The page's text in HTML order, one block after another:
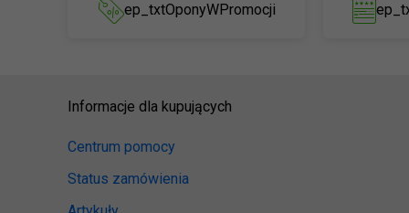
ep_txtOponyWPromocji
Informacje dla kupujących
Centrum pomocy
Status zamówienia